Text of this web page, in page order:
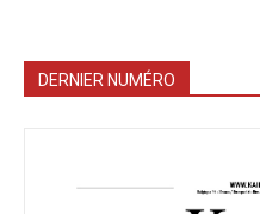
DERNIER NUMÉRO